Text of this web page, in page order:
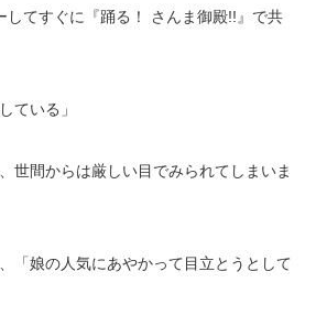
してすぐに『踊る！ さんま御殿!!』で共
ている」
世間からは厳しい目でみられてしまいま
「娘の人気にあやかって目立とうとして